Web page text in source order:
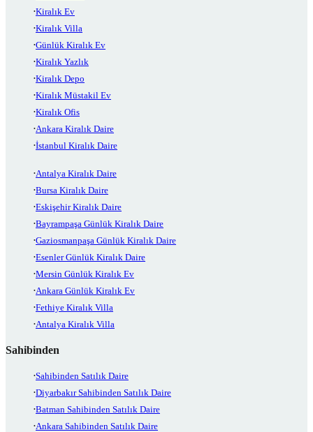
Kiralık Ev
Kiralık Villa
Günlük Kiralık Ev
Kiralık Yazlık
Kiralık Depo
Kiralık Müstakil Ev
Kiralık Ofis
Ankara Kiralık Daire
İstanbul Kiralık Daire
Antalya Kiralık Daire
Bursa Kiralık Daire
Eskişehir Kiralık Daire
Bayrampaşa Günlük Kiralık Daire
Gaziosmanpaşa Günlük Kiralık Daire
Esenler Günlük Kiralık Daire
Mersin Günlük Kiralık Ev
Ankara Günlük Kiralık Ev
Fethiye Kiralık Villa
Antalya Kiralık Villa
Sahibinden
Sahibinden Satılık Daire
Diyarbakır Sahibinden Satılık Daire
Batman Sahibinden Satılık Daire
Ankara Sahibinden Satılık Daire